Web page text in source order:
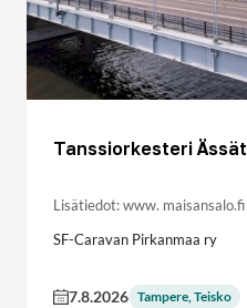
Tanssiorkesteri Ässät
Lisätiedot: www. maisansalo.fi
SF-Caravan Pirkanmaa ry
7.8.2026 Tampere, Teisko